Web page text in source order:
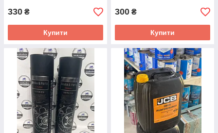
330 ₴
Купити
300 ₴
Купити